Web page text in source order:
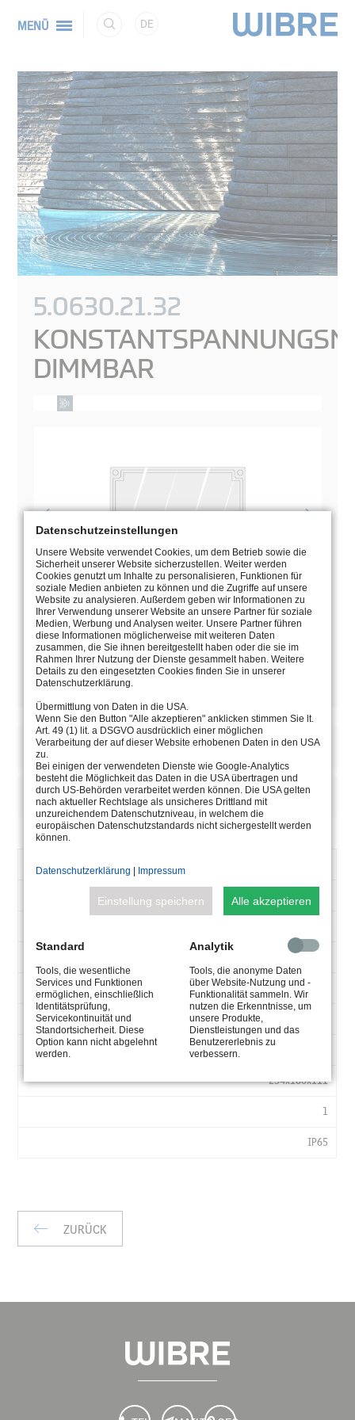
MENÜ DE
5.0630.21.32
DIMMBAR
BEDIENUNGSANLEITUNG
ZEICHNUNG
BESCHREIBUNG
HINWEISE/OPTIONEN
MA
DC
°C
254x180x111
1
IP65
ZURÜCK
Datenschutzeinstellungen
Unsere Website verwendet Cookies, um dem Betrieb sowie die
Sicherheit unserer Website sicherzustellen. Weiter werden
Cookies genutzt um Inhalte zu personalisieren, Funktionen für
soziale Medien anbieten zu können und die Zugriffe auf unsere
Website zu analysieren. Außerdem geben wir Informationen zu
Ihrer Verwendung unserer Website an unsere Partner für soziale
Medien, Werbung und Analysen weiter. Unsere Partner führen
diese Informationen möglicherweise mit weiteren Daten
zusammen, die Sie ihnen bereitgestellt haben oder die sie im
Rahmen Ihrer Nutzung der Dienste gesammelt haben. Weitere
Details zu den eingesetzten Cookies finden Sie in unserer
Datenschutzerklärung.
Übermittlung von Daten in die USA.
Wenn Sie den Button "Alle akzeptieren" anklicken stimmen Sie lt.
Art. 49 (1) lit. a DSGVO ausdrücklich einer möglichen
Verarbeitung der auf dieser Website erhobenen Daten in den USA
zu.
Bei einigen der verwendeten Dienste wie Google-Analytics
besteht die Möglichkeit das Daten in die USA übertragen und
durch US-Behörden verarbeitet werden können. Die USA gelten
nach aktueller Rechtslage als unsicheres Drittland mit
unzureichendem Datenschutzniveau, in welchem die
europäischen Datenschutzstandards nicht sichergestellt werden
können.
Datenschutzerklärung | Impressum
Einstellung speichern Alle akzeptieren
Standard
Tools, die wesentliche
Services und Funktionen
ermöglichen, einschließlich
Identitätsprüfung,
Servicekontinuität und
Standortsicherheit. Diese
Option kann nicht abgelehnt
werden.
Analytik
Tools, die anonyme Daten
über Website-Nutzung und -
Funktionalität sammeln. Wir
nutzen die Erkenntnisse, um
unsere Produkte,
Dienstleistungen und das
Benutzererlebnis zu
verbessern.